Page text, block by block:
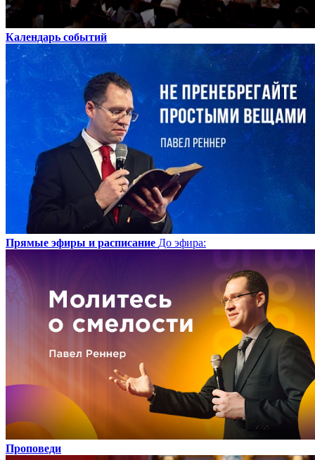
Календарь событий
Прямые эфиры и расписание До эфира:
Проповеди